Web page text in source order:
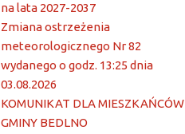
na lata 2027-2037
Zmiana ostrzeżenia
meteorologicznego Nr 82
wydanego o godz. 13:25 dnia
03.08.2026
KOMUNIKAT DLA MIESZKAŃCÓW
GMINY BEDLNO